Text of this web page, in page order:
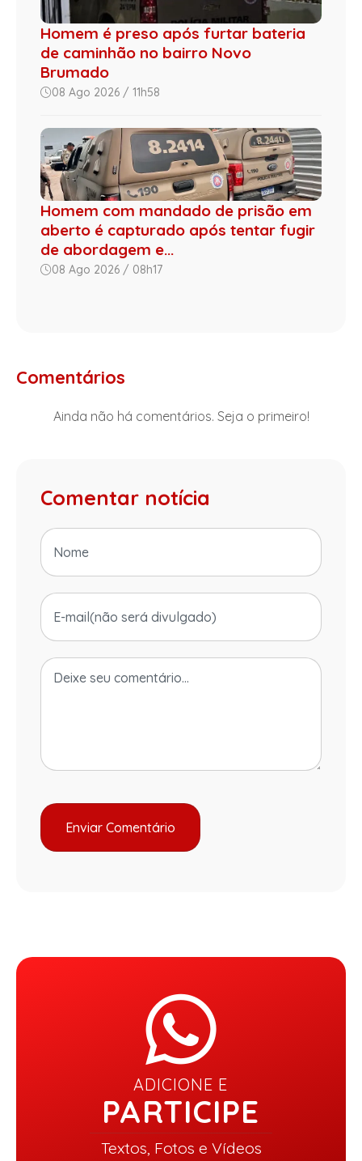
Homem é preso após furtar bateria
de caminhão no bairro Novo
Brumado
08 Ago 2026 / 11h58
Homem com mandado de prisão em
aberto é capturado após tentar fugir
de abordagem e...
08 Ago 2026 / 08h17
Comentários
Ainda não há comentários. Seja o primeiro!
Comentar notícia
ADICIONE E
PARTICIPE
Textos, Fotos e Vídeos